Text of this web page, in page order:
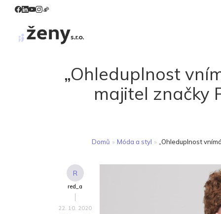
„Ohleduplnost
majitel značky
Domů » Móda a styl » „Ohleduplnost
R
red_a
22. 10. 2020